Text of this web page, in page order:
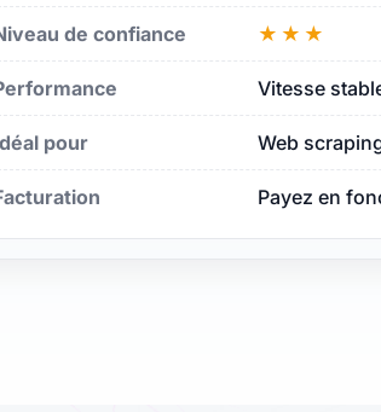
de confiance ★★★
Vitesse
pour Web
Payez en